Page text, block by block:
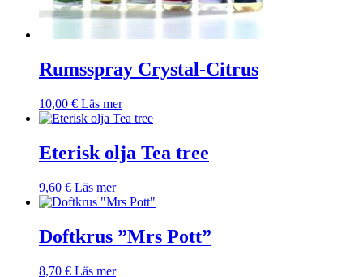
Rumsspray Crystal-Citrus
10,00 € Läs mer
Eterisk olja Tea tree
9,60 € Läs mer
Doftkrus ”Mrs Pott”
8,70 € Läs mer